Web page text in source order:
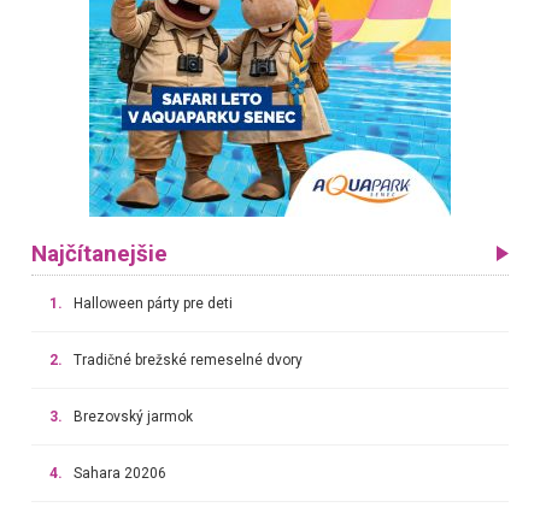
Najčítanejšie
1. Halloween párty pre deti
2. Tradičné brežské remeselné dvory
3. Brezovský jarmok
4. Sahara 20206